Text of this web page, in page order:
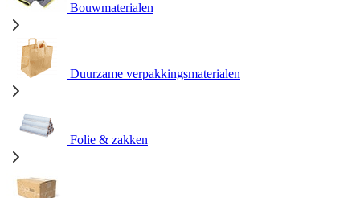
Bouwmaterialen
Duurzame verpakkingsmaterialen
Folie & zakken